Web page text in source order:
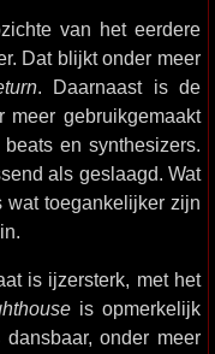
van het eerdere
Dat blijkt onder meer
. Daarnaast is de
gebruikgemaakt
en synthesizers.
als geslaagd. Wat
wat toegankelijker zijn
is ijzersterk, met het
is opmerkelijk
dansbaar, onder meer